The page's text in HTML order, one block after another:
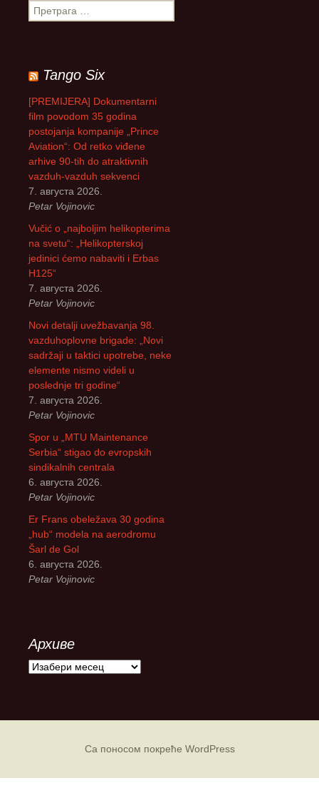
П
р
а
г
а
а
Tango Six
[PREMIJERA] Dokumentarni
film povodom 35 godina
postojanja kompanije „Prince
Aviation“: Od retko viđene
arhive 90-tih do atraktivnih
vazduh-vazduh sekvenci
7. августа 2026.
Petar Vojinovic
Vučić o „najboljim helikopterima
na svetu“: „Helikopterskoj
jedinici ćemo nabaviti i Erbas
H125“
7. августа 2026.
Petar Vojinovic
Novi detalji uvežbavanja 98.
vazduhoplovne brigade: „Novi
sadržaji u taktici upotrebe, neke
elemente nismo videli u
poslednje tri godine“
7. августа 2026.
Petar Vojinovic
Spor u „MTU Maintenance
Serbia“ stigao do evropskih
sindikalnih centrala
6. августа 2026.
Petar Vojinovic
Er Frans obeležava 30 godina
„hub“ modela na aerodromu
Šarl de Gol
6. августа 2026.
Petar Vojinovic
Архиве
А
Са поносом покреће WordPress